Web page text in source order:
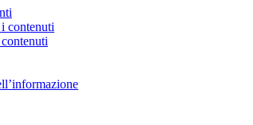
contenuti